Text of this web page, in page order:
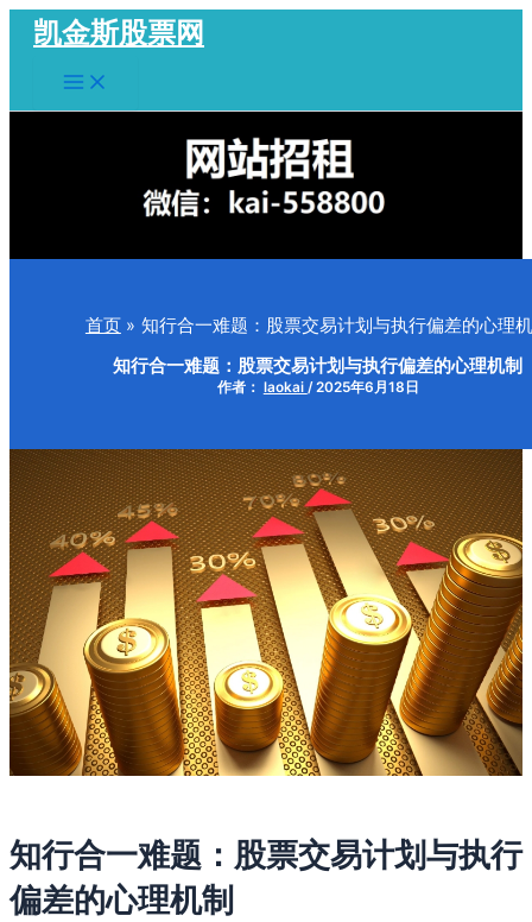
容
凯金斯股票网
Main
Menu
首页 知行合一难题：股票交易计划与执行偏差的心理
知行合一难题：股票交易计划与执行偏差的心理机制
作者： laokai /2025年6月18日
知行合一难题：股票交易计划与执行
偏差的心理机制